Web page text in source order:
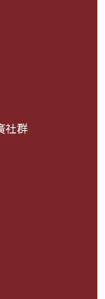
社群